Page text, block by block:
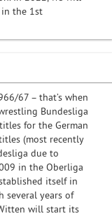
in the 1st
67 – that’s when
Bundesliga
for the German
(most recently
due to
in the Oberliga
itself in
several years of
will start its